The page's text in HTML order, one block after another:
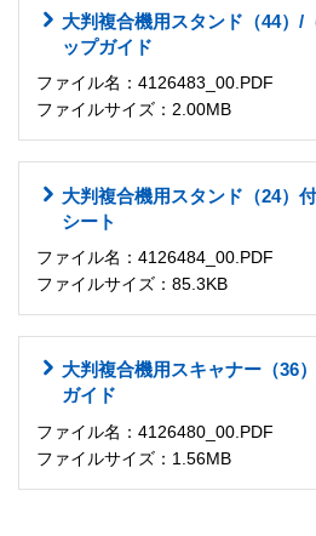
大判複合機用スタンド（44）/
ップガイド
ファイル名：4126483_00.PDF
ファイルサイズ：2.00MB
大判複合機用スタンド（24）
シート
ファイル名：4126484_00.PDF
ファイルサイズ：85.3KB
大判複合機用スキャナー（36
ガイド
ファイル名：4126480_00.PDF
ファイルサイズ：1.56MB